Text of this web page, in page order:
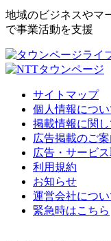
地域のビジネスやマ
で事業活動を支援
サイトマップ
個人情報につい
掲載情報に関し
広告掲載のご
広告・サービ
利用規約
お知らせ
運営会社につい
緊急時はこちら